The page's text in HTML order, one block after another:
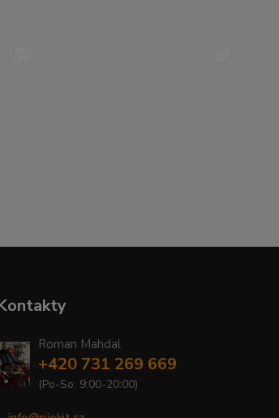
Roman Mahdal
+420 731 269 669
(Po-So: 9:00-20:00)